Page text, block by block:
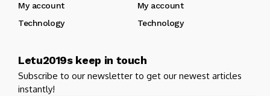
My account
My account
Technology
Technology
Letu2019s keep in touch
Subscribe to our newsletter to get our newest articles
instantly!